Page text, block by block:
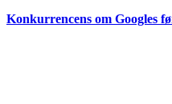
Konkurrencens om Googles